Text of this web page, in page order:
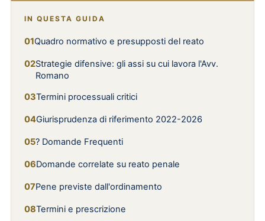
IN QUESTA GUIDA
Quadro normativo e presupposti del reato
Strategie difensive: gli assi su cui lavora l'Avv.
Romano
Termini processuali critici
Giurisprudenza di riferimento 2022-2026
? Domande Frequenti
Domande correlate su reato penale
Pene previste dall'ordinamento
Termini e prescrizione